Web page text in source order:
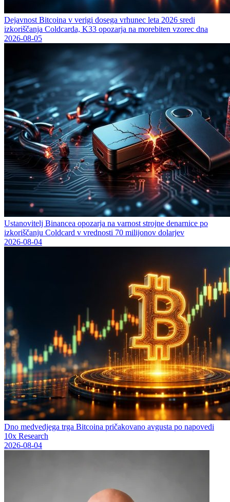
Dejavnost Bitcoina v verigi dosega vrhunec leta 2026 sredi
izkoriščanja Coldcarda, K33 opozarja na morebiten vzorec dna
2026-08-05
Ustanovitelj Binancea opozarja na varnost strojne denarnice po
izkoriščanju Coldcard v vrednosti 70 milijonov dolarjev
2026-08-04
Dno medvedjega trga Bitcoina pričakovano avgusta po napovedi
10x Research
2026-08-04